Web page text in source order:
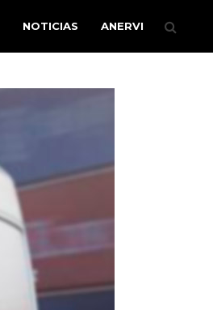
NOTICIAS ANERVI